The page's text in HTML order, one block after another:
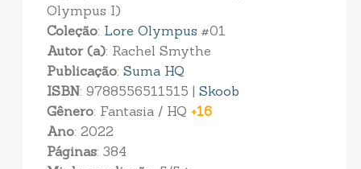
Olympus I)
Coleção: Lore Olympus #01
Autor (a): Rachel Smythe
Publicação: Suma HQ
ISBN: 9788556511515 | Skoob
Gênero: Fantasia / HQ +16
Ano: 2022
Páginas: 384